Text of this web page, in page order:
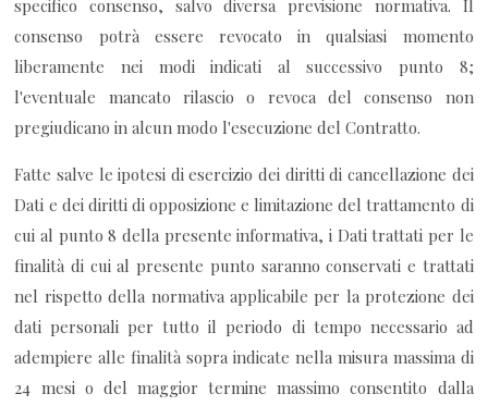
specifico consenso, salvo diversa previsione normativa. Il
consenso potrà essere revocato in qualsiasi momento
liberamente nei modi indicati al successivo punto 8;
l'eventuale mancato rilascio o revoca del consenso non
pregiudicano in alcun modo l'esecuzione del Contratto.
Fatte salve le ipotesi di esercizio dei diritti di cancellazione dei
Dati e dei diritti di opposizione e limitazione del trattamento di
cui al punto 8 della presente informativa, i Dati trattati per le
finalità di cui al presente punto saranno conservati e trattati
nel rispetto della normativa applicabile per la protezione dei
dati personali per tutto il periodo di tempo necessario ad
adempiere alle finalità sopra indicate nella misura massima di
24 mesi o del maggior termine massimo consentito dalla